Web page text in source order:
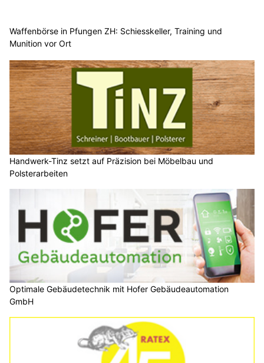
Waffenbörse in Pfungen ZH: Schiesskeller, Training und
Munition vor Ort
Handwerk-Tinz setzt auf Präzision bei Möbelbau und
Polsterarbeiten
Optimale Gebäudetechnik mit Hofer Gebäudeautomation
GmbH